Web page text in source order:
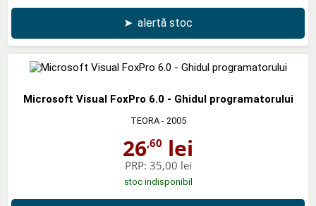
➤ alertă stoc
Microsoft Visual FoxPro 6.0 - Ghidul programatorului
TEORA- 2005
26,60 lei
PRP: 35,00 lei
stoc indisponibil